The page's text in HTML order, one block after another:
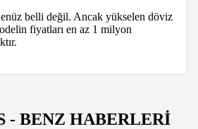
belli değil. Ancak yükselen döviz
fiyatları en az 1 milyon
- BENZ HABERLERİ